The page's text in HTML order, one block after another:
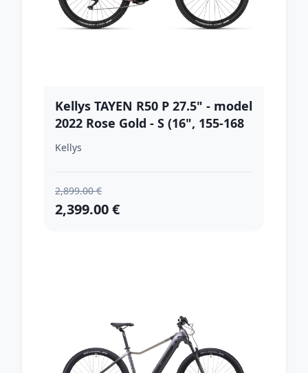
Kellys TAYEN R50 P 27.5" - model
2022 Rose Gold - S (16", 155-168
cm)
Kellys
2,899.00 €
2,399.00 €